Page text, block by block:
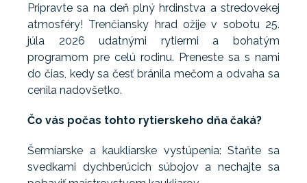
Pripravte sa na deň plný hrdinstva a stredovekej
atmosféry! Trenčiansky hrad ožije v sobotu 25.
júla 2026 udatnými rytiermi a bohatým
programom pre celú rodinu. Preneste sa s nami
do čias, kedy sa česť bránila mečom a odvaha sa
cenila nadovšetko.
Čo vás počas tohto rytierskeho dňa čaká?
Šermiarske a kaukliarske vystúpenia: Staňte sa
svedkami dychberúcich súbojov a nechajte sa